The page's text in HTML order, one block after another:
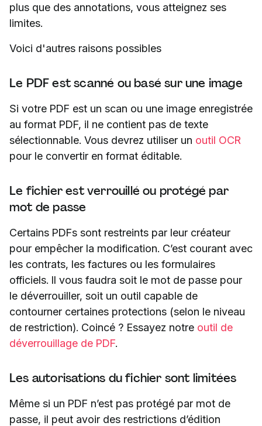
plus que des annotations, vous atteignez ses
limites.
Voici d'autres raisons possibles
Le PDF est scanné ou basé sur une image
Si votre PDF est un scan ou une image enregistrée
au format PDF, il ne contient pas de texte
sélectionnable. Vous devrez utiliser un outil OCR
pour le convertir en format éditable.
Le fichier est verrouillé ou protégé par
mot de passe
Certains PDFs sont restreints par leur créateur
pour empêcher la modification. C’est courant avec
les contrats, les factures ou les formulaires
officiels. Il vous faudra soit le mot de passe pour
le déverrouiller, soit un outil capable de
contourner certaines protections (selon le niveau
de restriction). Coincé ? Essayez notre outil de
déverrouillage de PDF.
Les autorisations du fichier sont limitées
Même si un PDF n’est pas protégé par mot de
passe, il peut avoir des restrictions d’édition